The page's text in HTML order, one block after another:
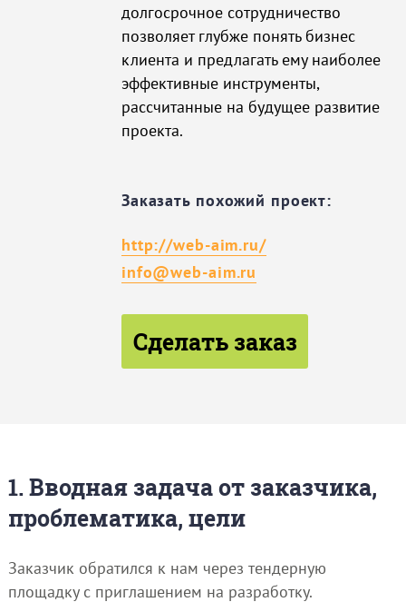
долгосрочное сотрудничество
позволяет глубже понять бизнес
клиента и предлагать ему наиболее
эффективные инструменты,
рассчитанные на будущее развитие
проекта.
Заказать похожий проект:
http://web-aim.ru/
info@web-aim.ru
Сделать заказ
1. Вводная задача от заказчика,
проблематика, цели
Заказчик обратился к нам через тендерную
площадку с приглашением на разработку.